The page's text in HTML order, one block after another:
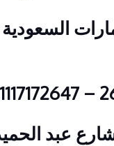
مدينة نصر : 2
المهندسين : 23